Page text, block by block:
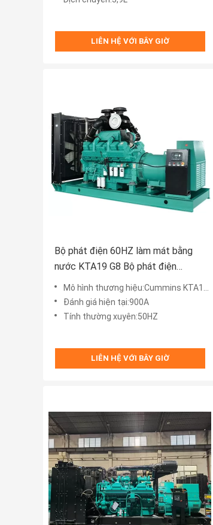
LIÊN HỆ VỚI BÂY GIỜ
Bộ phát điện 60HZ làm mát bằng
nước KTA19 G8 Bộ phát điện
625kva Loại mở
Mô hình thương hiệu:Cummins KTA19-G8
Đánh giá hiện tại:900A
Tính thường xuyên:50HZ
LIÊN HỆ VỚI BÂY GIỜ